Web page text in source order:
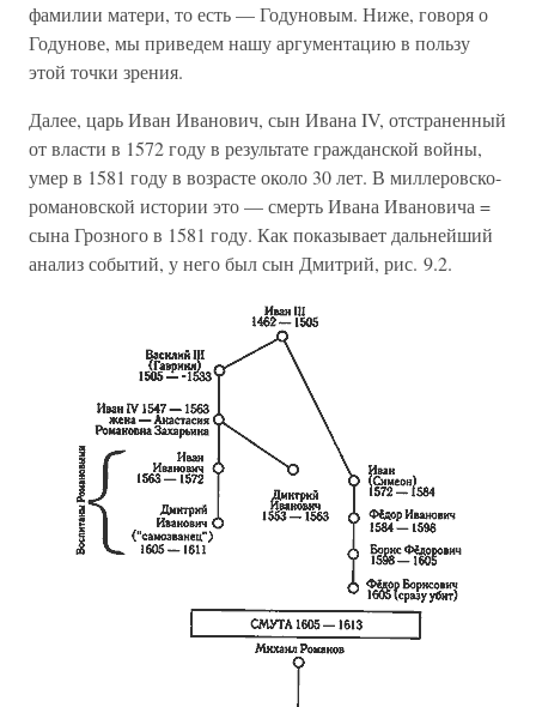
фамилии матери, то есть — Годуновым. Ниже, говоря о
Годунове, мы приведем нашу аргументацию в пользу
этой точки зрения.
Далее, царь Иван Иванович, сын Ивана IV, отстраненный
от власти в 1572 году в результате гражданской войны,
умер в 1581 году в возрасте около 30 лет. В миллеровско-
романовской истории это — смерть Ивана Ивановича =
сына Грозного в 1581 году. Как показывает дальнейший
анализ событий, у него был сын Дмитрий, рис. 9.2.